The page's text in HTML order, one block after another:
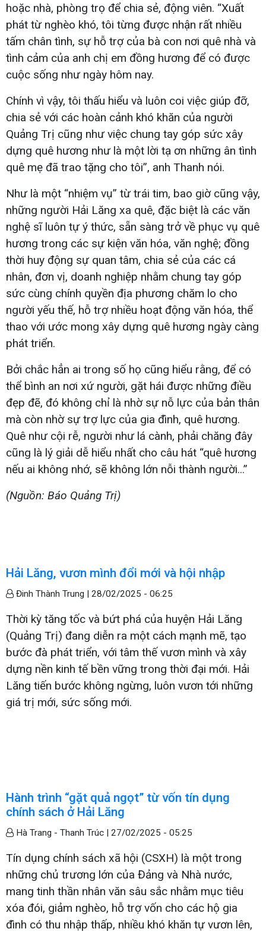
hoặc nhà, phòng trọ để chia sẻ, động viên. “Xuất
phát từ nghèo khó, tôi từng được nhận rất nhiều
tấm chân tình, sự hỗ trợ của bà con nơi quê nhà và
tình cảm của anh chị em đồng hương để có được
cuộc sống như ngày hôm nay.
Chính vì vậy, tôi thấu hiểu và luôn coi việc giúp đỡ,
chia sẻ với các hoàn cảnh khó khăn của người
Quảng Trị cũng như việc chung tay góp sức xây
dựng quê hương như là một lời tạ ơn những ân tình
quê mẹ đã trao tặng cho tôi”, anh Thanh nói.
Như là một “nhiệm vụ” từ trái tim, bao giờ cũng vậy,
những người Hải Lăng xa quê, đặc biệt là các văn
nghệ sĩ luôn tự ý thức, sẵn sàng trở về phục vụ quê
hương trong các sự kiện văn hóa, văn nghệ; đồng
thời huy động sự quan tâm, chia sẻ của các cá
nhân, đơn vị, doanh nghiệp nhằm chung tay góp
sức cùng chính quyền địa phương chăm lo cho
người yếu thế, hỗ trợ nhiều hoạt động văn hóa, thể
thao với ước mong xây dựng quê hương ngày càng
phát triển.
Bởi chắc hẳn ai trong số họ cũng hiểu rằng, để có
thể bình an nơi xứ người, gặt hái được những điều
đẹp đẽ, đó không chỉ là nhờ sự nỗ lực của bản thân
mà còn nhờ sự trợ lực của gia đình, quê hương.
Quê như cội rễ, người như lá cành, phải chăng đây
cũng là lý giải dễ hiểu nhất cho câu hát “quê hương
nếu ai không nhớ, sẽ không lớn nỗi thành người...”
(Nguồn: Báo Quảng Trị)
Hải Lăng, vươn mình đổi mới và hội nhập
Đinh Thành Trung | 28/02/2025 - 06:25
Thời kỳ tăng tốc và bứt phá của huyện Hải Lăng
(Quảng Trị) đang diễn ra một cách mạnh mẽ, tạo
bước đà phát triển, với tâm thế vươn mình và xây
dựng nền kinh tế bền vững trong thời đại mới. Hải
Lăng tiến bước không ngừng, luôn vươn tới những
giá trị mới, sức sống mới.
Hành trình “gặt quả ngọt” từ vốn tín dụng
chính sách ở Hải Lăng
Hà Trang - Thanh Trúc | 27/02/2025 - 05:25
Tín dụng chính sách xã hội (CSXH) là một trong
những chủ trương lớn của Đảng và Nhà nước,
mang tinh thần nhân văn sâu sắc nhằm mục tiêu
xóa đói, giảm nghèo, hỗ trợ vốn cho các hộ gia
đình có thu nhập thấp, nhiều khó khăn tự vươn lên,